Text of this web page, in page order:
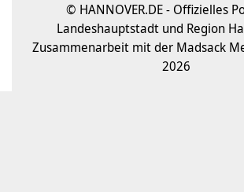
© HANNOVER.DE - Offizielles
Landeshauptstadt und Region
Zusammenarbeit mit der Madsack
2026